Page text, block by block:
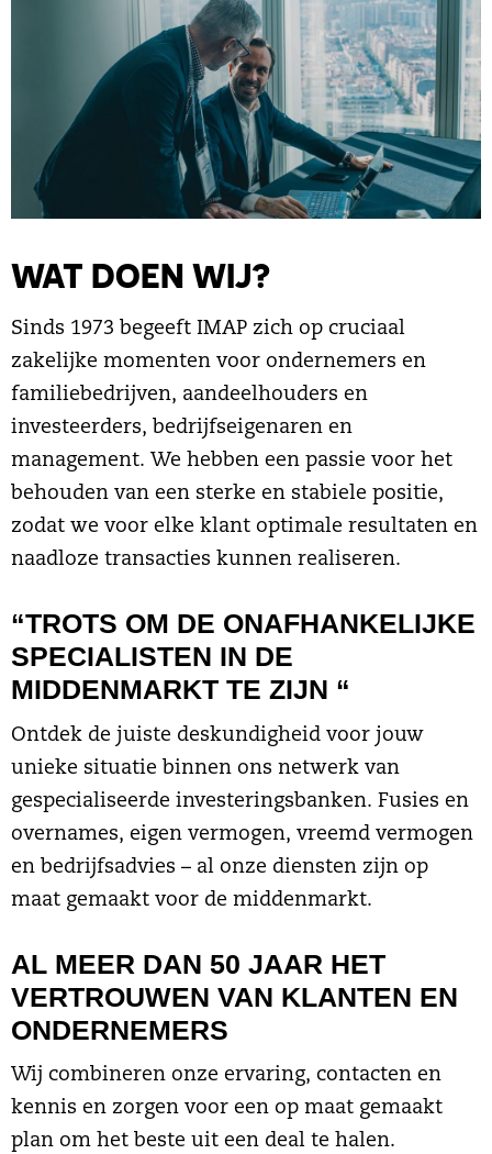
WAT DOEN WIJ?
Sinds 1973 begeeft IMAP zich op cruciaal
zakelijke momenten voor ondernemers en
familiebedrijven, aandeelhouders en
investeerders, bedrijfseigenaren en
management. We hebben een passie voor het
behouden van een sterke en stabiele positie,
zodat we voor elke klant optimale resultaten en
naadloze transacties kunnen realiseren.
“TROTS OM DE ONAFHANKELIJKE
SPECIALISTEN IN DE
MIDDENMARKT TE ZIJN “
Ontdek de juiste deskundigheid voor jouw
unieke situatie binnen ons netwerk van
gespecialiseerde investeringsbanken. Fusies en
overnames, eigen vermogen, vreemd vermogen
en bedrijfsadvies – al onze diensten zijn op
maat gemaakt voor de middenmarkt.
AL MEER DAN 50 JAAR HET
VERTROUWEN VAN KLANTEN EN
ONDERNEMERS
Wij combineren onze ervaring, contacten en
kennis en zorgen voor een op maat gemaakt
plan om het beste uit een deal te halen.